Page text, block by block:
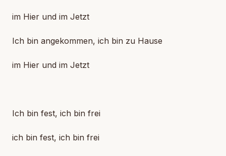
im Hier und im Jetzt
Ich bin angekommen, ich bin zu Hause
im Hier und im Jetzt
Ich bin fest, ich bin frei
ich bin fest, ich bin frei